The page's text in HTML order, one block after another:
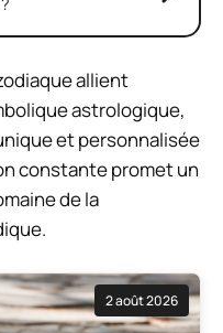
allient
astrologique,
et personnalisée
constante promet un
de la
2 août 2026